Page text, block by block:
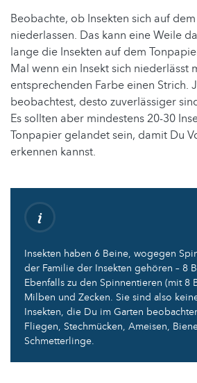
Beobachte, ob Insekten sich auf
niederlassen. Das kann eine Weile
lange die Insekten auf dem
Mal wenn ein Insekt sich niederlässt
entsprechenden Farbe einen Strich.
beobachtest, desto zuverlässiger
Es sollten aber mindestens 20-30
Tonpapier gelandet sein, damit Du
erkennen kannst.
Insekten haben 6 Beine, wogegen
der Familie der Insekten gehören – 8
Ebenfalls zu den Spinnentieren (mit 8
Milben und Zecken. Sie sind also
Insekten, die Du im Garten
Fliegen, Stechmücken, Ameisen,
Schmetterlinge.